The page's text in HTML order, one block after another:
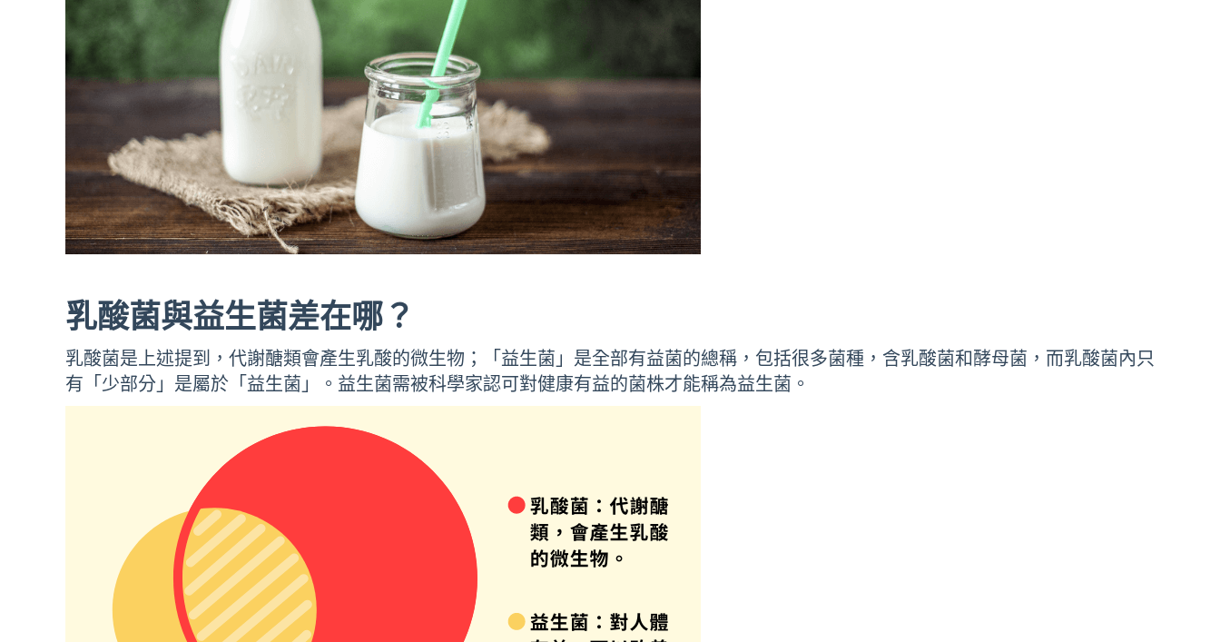
乳酸菌與益生菌差在哪？
乳酸菌是上述提到，代謝醣類會產生乳酸的微生物；「益生菌」是全部有益菌的總稱，包括很多菌種，含乳酸菌和酵母菌，而乳酸菌內只
有「少部分」是屬於「益生菌」。益生菌需被科學家認可對健康有益的菌株才能稱為益生菌。